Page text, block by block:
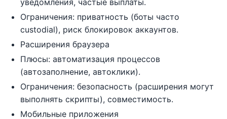
Ограничения: приватность (боты часто
custodial), риск блокировок аккаунтов.
Расширения браузера
Плюсы: автоматизация процессов
(автозаполнение, автоклики).
Ограничения: безопасность (расширения могут
выполнять скрипты), совместимость.
Мобильные приложения